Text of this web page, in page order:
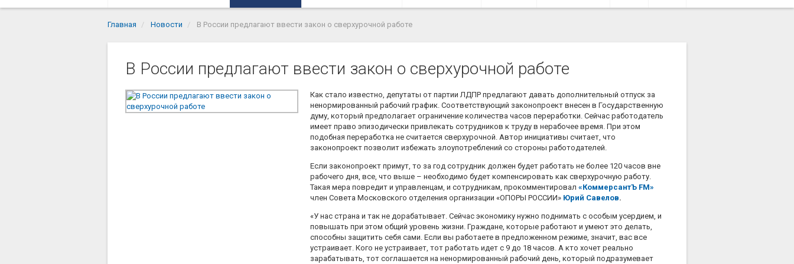
Главная Новости В России предлагают ввести закон о сверхурочной работе
В России предлагают ввести закон о сверхурочной работе
Как стало известно, депутаты от партии ЛДПР предлагают давать дополнительный отпуск за
ненормированный рабочий график. Соответствующий законопроект внесен в Государственную
думу, который предполагает ограничение количества часов переработки. Сейчас работодатель
имеет право эпизодически привлекать сотрудников к труду в нерабочее время. При этом
подобная переработка не считается сверхурочной. Автор инициативы считает, что
законопроект позволит избежать злоупотреблений со стороны работодателей.
Если законопроект примут, то за год сотрудник должен будет работать не более 120 часов вне
рабочего дня, все, что выше – необходимо будет компенсировать как сверхурочную работу.
Такая мера повредит и управленцам, и сотрудникам, прокомментировал«КоммерсантЪ FM»
член Совета Московского отделения организации «ОПОРЫ РОССИИ» Юрий Савелов.
«У нас страна и так не дорабатывает. Сейчас экономику нужно поднимать с особым усердием, и
повышать при этом общий уровень жизни. Граждане, которые работают и умеют это делать,
способны защитить себя сами. Если вы работаете в предложенном режиме, значит, вас все
устраивает. Кого не устраивает, тот работать идет с 9 до 18 часов. А кто хочет реально
зарабатывать, тот соглашается на ненормированный рабочий день, который подразумевает